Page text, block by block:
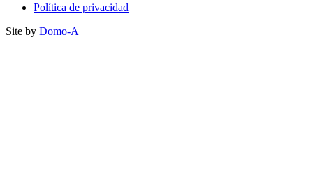
Política de privacidad
Site by Domo-A